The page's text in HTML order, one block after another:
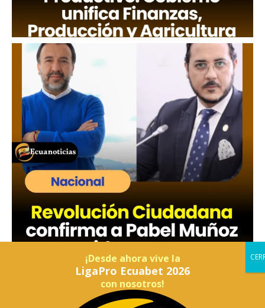
¡Desde ahora vive la
LigaPro Ecuabet 2026
con nosotros!